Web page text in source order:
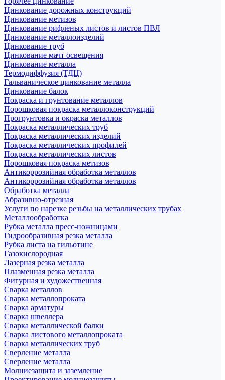
Цинкование дорожных конструкций
Цинкование метизов
Цинкование рифленых листов и листов ПВЛ
Цинкование металлоизделий
Цинкование труб
Цинкование мачт освещения
Цинкование металла
Термодиффузия (ТДЦ)
Гальваническое цинкование металла
Цинкование балок
Покраска и грунтование металлов
Порошковая покраска металлоконструкций
Прогрунтовка и окраска металлов
Покраска металлических труб
Покраска металлических изделий
Покраска металлических профилей
Покраска металлических листов
Порошковая покраска метизов
Антикоррозийная обработка металлов
Антикоррозийная обработка металлов
Обработка металла
Абразивно-отрезная
Услуги по нарезке резьбы на металлических трубах
Металлообработка
Рубка металла пресс-ножницами
Гидрообразивная резка металла
Рубка листа на гильотине
Газокислородная
Лазерная резка металла
Плазменная резка металла
Фигурная и художественная
Сварка металлов
Сварка металлопроката
Сварка арматуры
Сварка швеллера
Сварка металлической балки
Сварка листового металлопроката
Сварка металлических труб
Сверление металла
Сверление металла
Молниезащита и заземление